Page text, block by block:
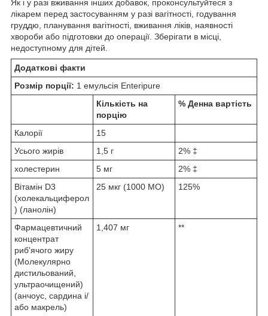
Як і у разі вживання інших добавок, проконсультуйтеся з
лікарем перед застосуванням у разі вагітності, годування
груддю, планування вагітності, вживання ліків, наявності
хвороби або підготовки до операції. Зберігати в місці,
недоступному для дітей.
Додаткові факти
Розмір порції: 1 емульсія Enteripure
Кількість на
порцію
% Денна вартість
Калорії
15
Усього жирів
1,5 г
2% ‡
холестерин
5 мг
2% ‡
Вітамін D3
(холекальциферол
) (ланолін)
25 мкг (1000 МО) 125%
Фармацевтичний
концентрат
риб'ячого жиру
(Молекулярно
дистильований,
ультраочищений)
(анчоус, сардина і/
або макрель)
1,407 мг **